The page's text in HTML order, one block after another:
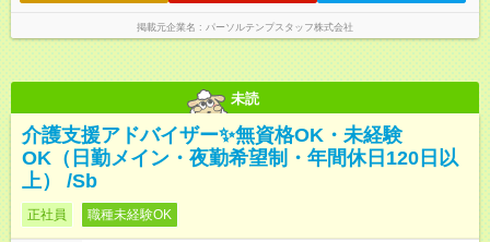
掲載元企業名 パーソルテンプスタッフ株式会社
未読
介護支援アドバイザー✨無資格OK・未経験
OK（日勤メイン・夜勤希望制・年間休日120日以
上） /Sb
正社員 職種未経験OK